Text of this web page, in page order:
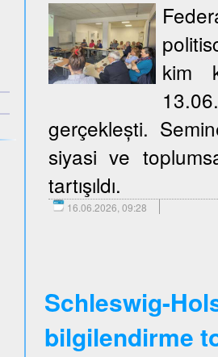
kim
gerçeklești.
siyasi ve
tartışıldı.
16.06.2026, 09:28
Schleswig-
bilgilendirme